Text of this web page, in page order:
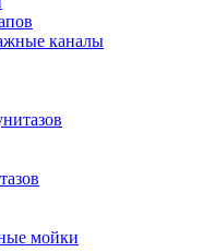
каналы
мойки